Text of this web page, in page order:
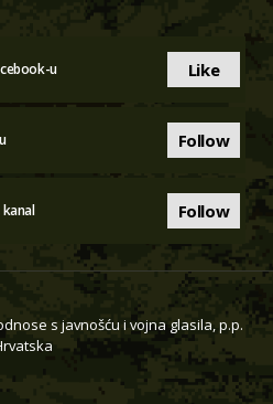
u Like
Follow
Follow
s javnošću i vojna glasila, p.p.